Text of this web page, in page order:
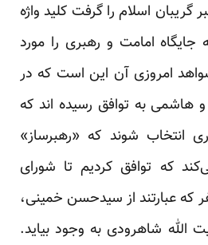
گریبان اسلام را گرفت کلید واژه
امامت و رهبری را مورد
امروزی آن این است که در
هاشمی به توافق رسیده اند که
انتخاب شوند که «رهبرساز»
که توافق کردیم تا شورای
که عبارتند از سیدحسن خمینی،
الله شاهرودی به وجود بیاید.